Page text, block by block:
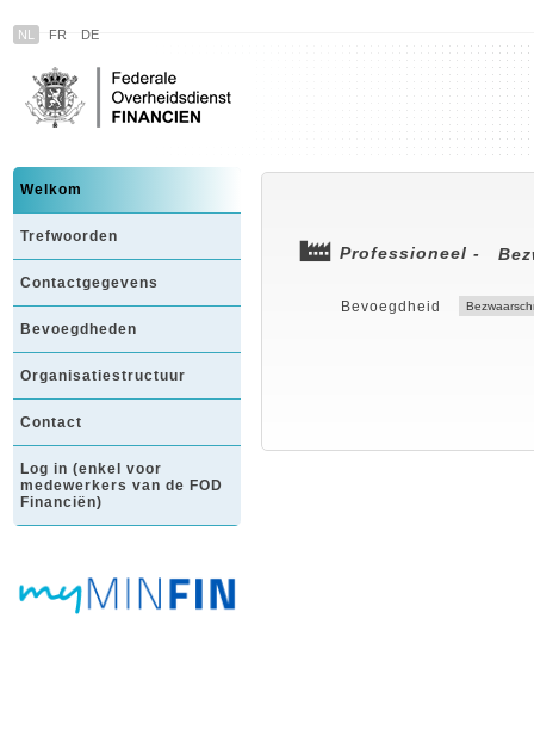
NL FR DE
Welkom
Trefwoorden
Contactgegevens
Bevoegdheden
Organisatiestructuur
Contact
Log in (enkel voor
medewerkers van de FOD
Financiën)
Professioneel -
Bevoegdheid